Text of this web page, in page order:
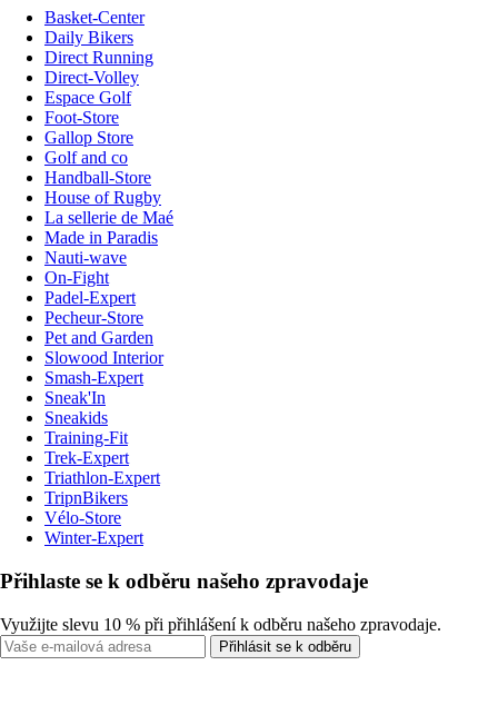
Basket-Center
Daily Bikers
Direct Running
Direct-Volley
Espace Golf
Foot-Store
Gallop Store
Golf and co
Handball-Store
House of Rugby
La sellerie de Maé
Made in Paradis
Nauti-wave
On-Fight
Padel-Expert
Pecheur-Store
Pet and Garden
Slowood Interior
Smash-Expert
Sneak'In
Sneakids
Training-Fit
Trek-Expert
Triathlon-Expert
TripnBikers
Vélo-Store
Winter-Expert
Přihlaste se k odběru našeho zpravodaje
Využijte slevu 10 % při přihlášení k odběru našeho zpravodaje.
Přihlásit se k odběru